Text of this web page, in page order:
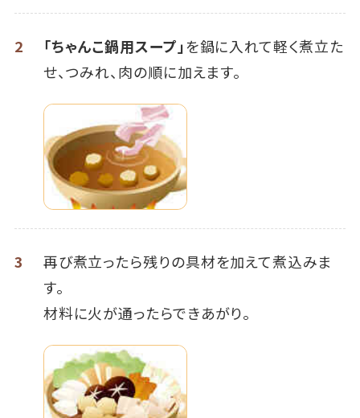
2 「ちゃんこ鍋用スープ」を鍋に入れて軽く煮立た
せ、つみれ、肉の順に加えます。
3
再び煮立ったら残りの具材を加えて煮込みま
す。
材料に火が通ったらできあがり。